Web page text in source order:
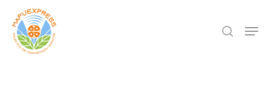
Skip
main
search
Close